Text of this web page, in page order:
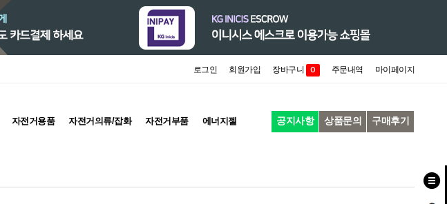
로그인 회원가입 장바구니 0 주문내역 마이페이지
자전거용품 자전거의류/잡화 자전거부품 에너지젤 공지사항 상품문의 구매후기